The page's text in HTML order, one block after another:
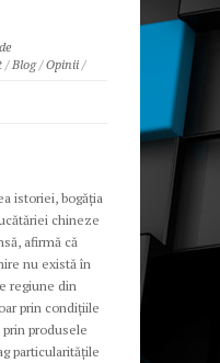
/Blog/Opinii/
istoriei, bogăția
chineze
afirmă că
nu există în
regiune din
prin condițiile
produsele
particularitățile